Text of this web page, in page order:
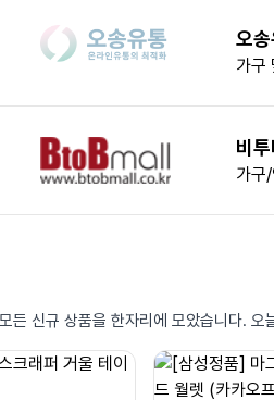
오
가구
비
가구
든 신규 상품을 한자리에 모았습니다. 오